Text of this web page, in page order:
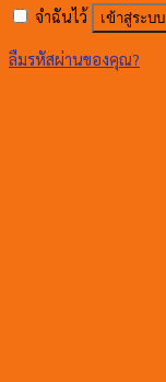
จำฉันไว้ เข้าสู่ระบบ
ลืมรหัสผ่านของคุณ?